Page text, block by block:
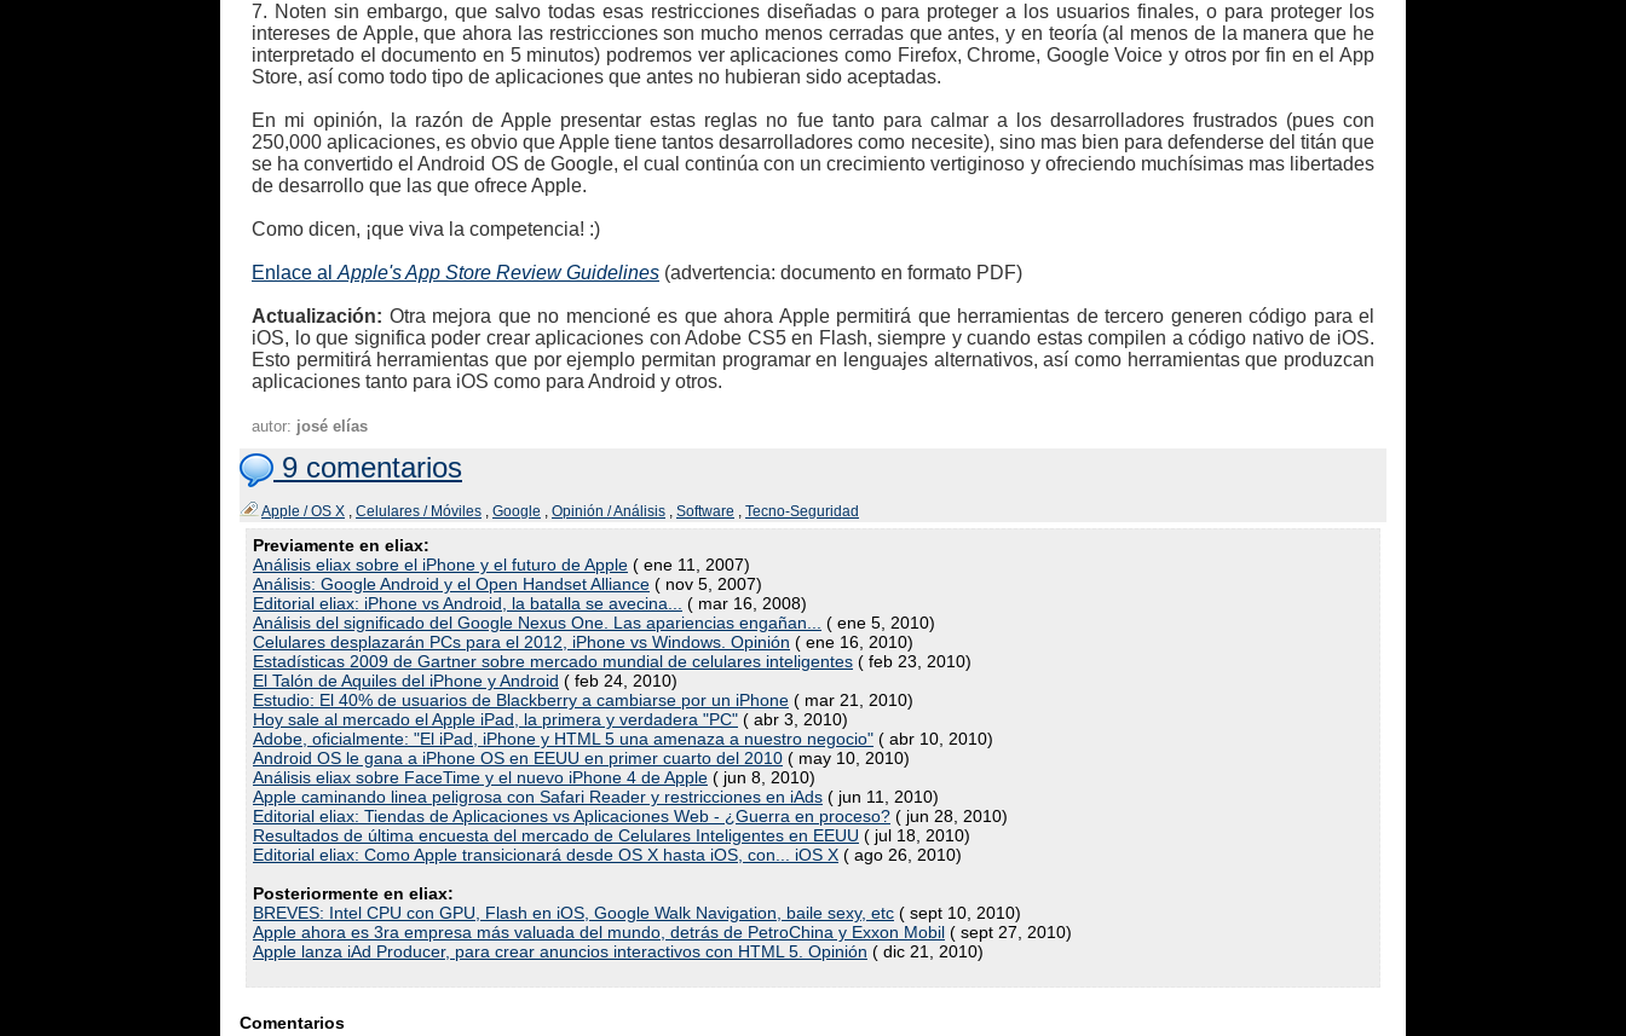
7. Noten sin embargo, que salvo todas esas restricciones diseñadas o para proteger a los usuarios finales, o para proteger los
intereses de Apple, que ahora las restricciones son mucho menos cerradas que antes, y en teoría (al menos de la manera que he
interpretado el documento en 5 minutos) podremos ver aplicaciones como Firefox, Chrome, Google Voice y otros por fin en el App
Store, así como todo tipo de aplicaciones que antes no hubieran sido aceptadas.
En mi opinión, la razón de Apple presentar estas reglas no fue tanto para calmar a los desarrolladores frustrados (pues con
250,000 aplicaciones, es obvio que Apple tiene tantos desarrolladores como necesite), sino mas bien para defenderse del titán que
se ha convertido el Android OS de Google, el cual continúa con un crecimiento vertiginoso y ofreciendo muchísimas mas libertades
de desarrollo que las que ofrece Apple.
Como dicen, ¡que viva la competencia! :)
Enlace al Apple's App Store Review Guidelines (advertencia: documento en formato PDF)
Actualización: Otra mejora que no mencioné es que ahora Apple permitirá que herramientas de tercero generen código para el
iOS, lo que significa poder crear aplicaciones con Adobe CS5 en Flash, siempre y cuando estas compilen a código nativo de iOS.
Esto permitirá herramientas que por ejemplo permitan programar en lenguajes alternativos, así como herramientas que produzcan
aplicaciones tanto para iOS como para Android y otros.
autor: josé elías
9 comentarios
Apple / OS X , Celulares / Móviles , Google , Opinión / Análisis , Software , Tecno-Seguridad
Previamente en eliax:
Análisis eliax sobre el iPhone y el futuro de Apple ( ene 11, 2007)
Análisis: Google Android y el Open Handset Alliance ( nov 5, 2007)
Editorial eliax: iPhone vs Android, la batalla se avecina...
( mar 16, 2008)
Análisis del significado del Google Nexus One. Las apariencias engañan...
( ene 5, 2010)
Celulares desplazarán PCs para el 2012, iPhone vs Windows. Opinión ( ene 16, 2010)
Estadísticas 2009 de Gartner sobre mercado mundial de celulares inteligentes ( feb 23, 2010)
El Talón de Aquiles del iPhone y Android ( feb 24, 2010)
Estudio: El 40% de usuarios de Blackberry a cambiarse por un iPhone ( mar 21, 2010)
Hoy sale al mercado el Apple iPad, la primera y verdadera "PC" ( abr 3, 2010)
Adobe, oficialmente: "El iPad, iPhone y HTML 5 una amenaza a nuestro negocio" ( abr 10, 2010)
Android OS le gana a iPhone OS en EEUU en primer cuarto del 2010 ( may 10, 2010)
Análisis eliax sobre FaceTime y el nuevo iPhone 4 de Apple ( jun 8, 2010)
Apple caminando linea peligrosa con Safari Reader y restricciones en iAds ( jun 11, 2010)
Editorial eliax: Tiendas de Aplicaciones vs Aplicaciones Web - ¿Guerra en proceso? ( jun 28, 2010)
Resultados de última encuesta del mercado de Celulares Inteligentes en EEUU ( jul 18, 2010)
Editorial eliax: Como Apple transicionará desde OS X hasta iOS, con... iOS X ( ago 26, 2010)
Posteriormente en eliax:
BREVES: Intel CPU con GPU, Flash en iOS, Google Walk Navigation, baile sexy, etc ( sept 10, 2010)
Apple ahora es 3ra empresa más valuada del mundo, detrás de PetroChina y Exxon Mobil ( sept 27, 2010)
Apple lanza iAd Producer, para crear anuncios interactivos con HTML 5. Opinión ( dic 21, 2010)
Comentarios